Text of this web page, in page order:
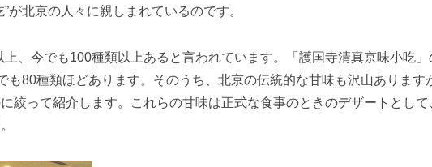
が北京の人々に親しまれているのです。
、今でも100種類以上あると言われています。「護国寺清真京味小吃」
も80種類ほどあります。そのうち、北京の伝統的な甘味も沢山あります
絞って紹介します。これらの甘味は正式な食事のときのデザートとし